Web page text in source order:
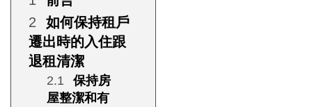
如何保持租戶
遷出時的入住跟
退租清潔
保持房
屋整潔和有